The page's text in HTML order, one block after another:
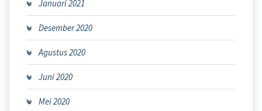
Januari 2021
Desember 2020
Agustus 2020
Juni 2020
Mei 2020